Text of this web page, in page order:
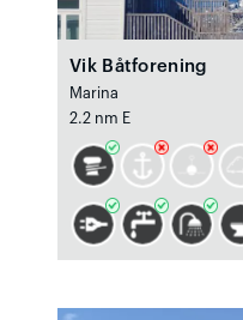
Vik Båtforening
Marina
2.2 nm E